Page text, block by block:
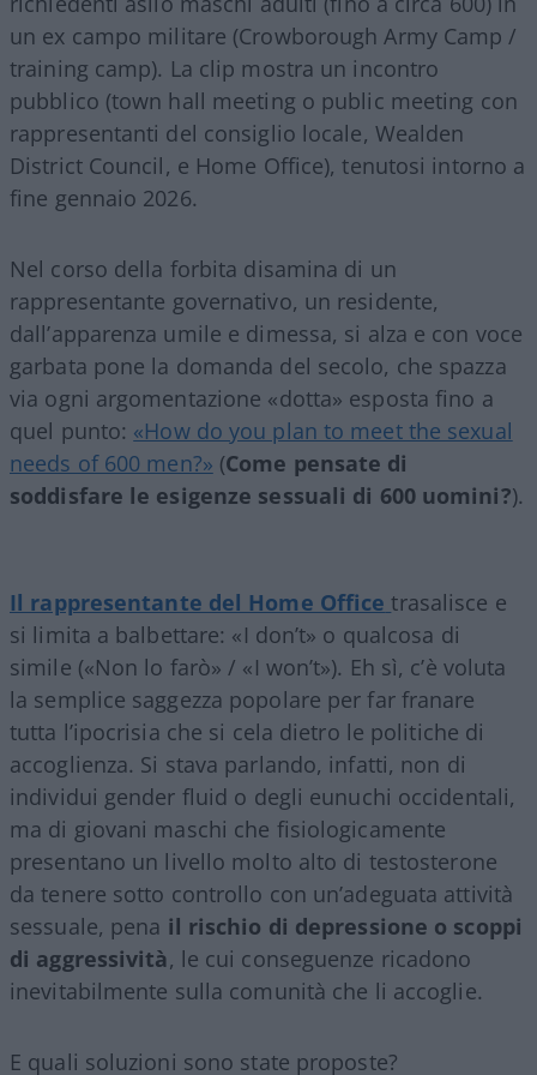
un ex campo militare (Crowborough Army Camp /
training camp). La clip mostra un incontro
pubblico (town hall meeting o public meeting con
rappresentanti del consiglio locale, Wealden
District Council, e Home Office), tenutosi intorno a
fine gennaio 2026.
Nel corso della forbita disamina di un
rappresentante governativo, un residente,
dall’apparenza umile e dimessa, si alza e con voce
garbata pone la domanda del secolo, che spazza
via ogni argomentazione «dotta» esposta fino a
quel punto: «How do you plan to meet the sexual
needs of 600 men?» (Come pensate di
soddisfare le esigenze sessuali di 600 uomini?).
Il rappresentante del Home Office trasalisce e
si limita a balbettare: «I don’t» o qualcosa di
simile («Non lo farò» / «I won’t»). Eh sì, c’è voluta
la semplice saggezza popolare per far franare
tutta l’ipocrisia che si cela dietro le politiche di
accoglienza. Si stava parlando, infatti, non di
individui gender fluid o degli eunuchi occidentali,
ma di giovani maschi che fisiologicamente
presentano un livello molto alto di testosterone
da tenere sotto controllo con un’adeguata attività
sessuale, pena il rischio di depressione o scoppi
di aggressività, le cui conseguenze ricadono
inevitabilmente sulla comunità che li accoglie.
E quali soluzioni sono state proposte?